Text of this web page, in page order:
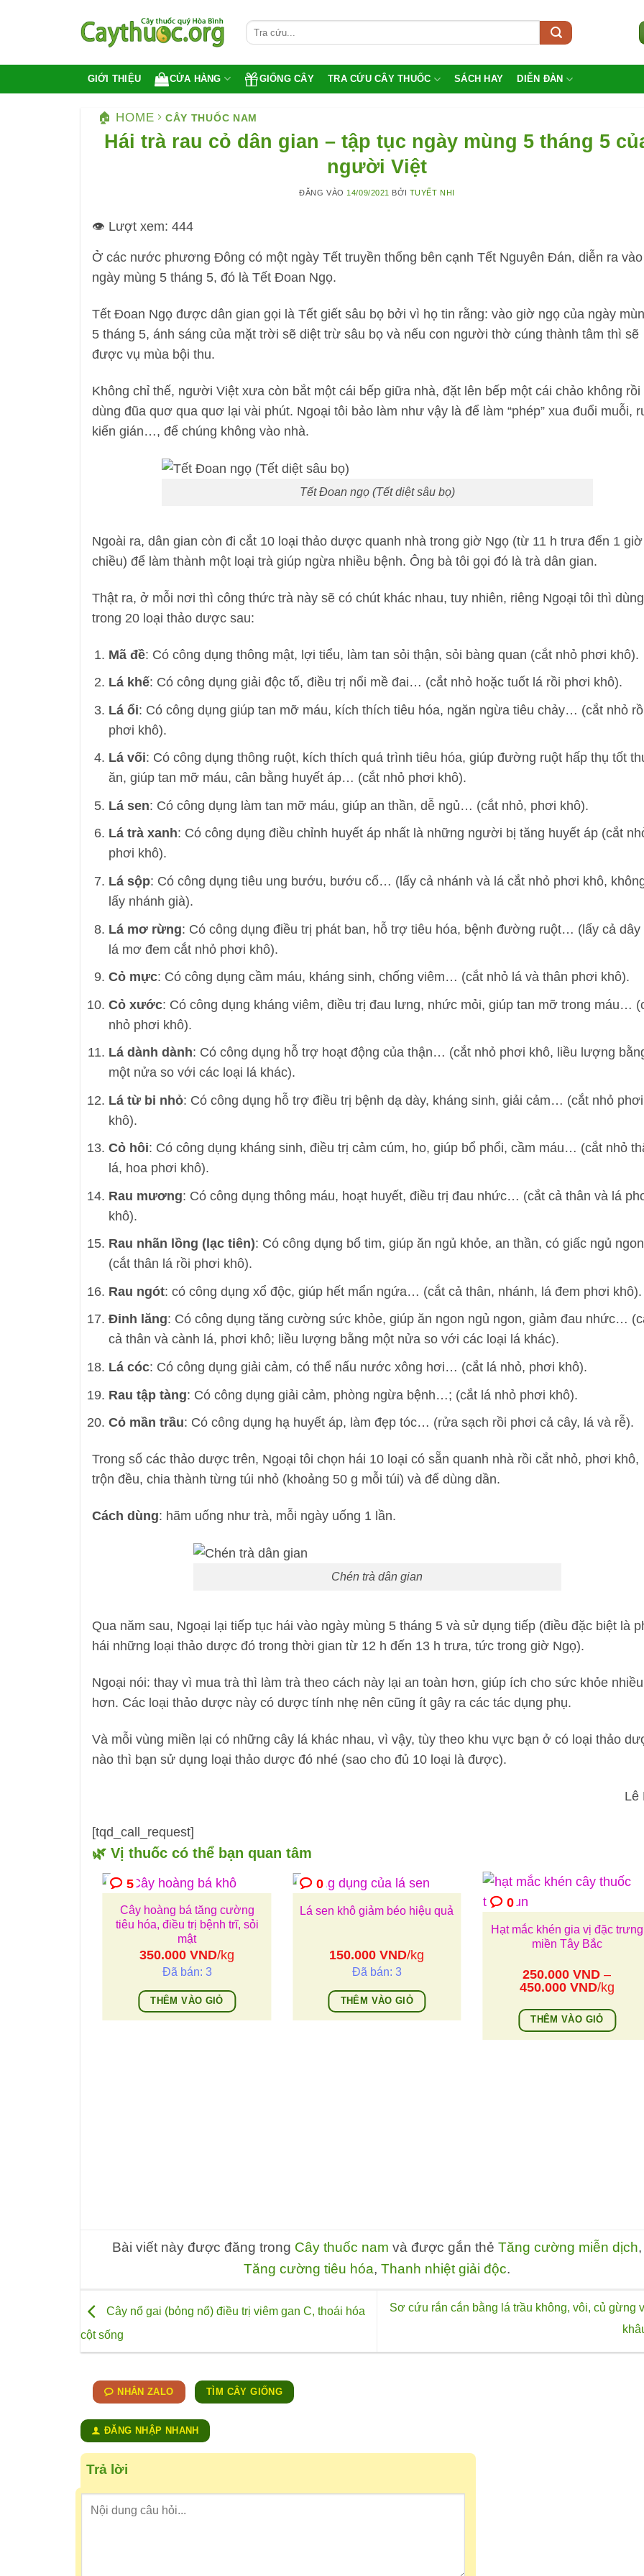
dung
GIỚI THIỆU CỬA HÀNG GIỐNG CÂY TRA CỨU CÂY THUỐC SÁCH HAY DIỄN ĐÀN
🏠 HOME CÂY THUỐC NAM
Hái trà rau cỏ dân gian – tập tục ngày mùng 5 tháng 5
người Việt
ĐĂNG VÀO 14/09/2021 BỞI TUYẾT NHI
👁️ Lượt xem: 444
Ở các nước phương Đông có một ngày Tết truyền thống bên cạnh Tết Nguyên Đán, diễn ra vào
ngày mùng 5 tháng 5, đó là Tết Đoan Ngọ.
Tết Đoan Ngọ được dân gian gọi là Tết giết sâu bọ bởi vì họ tin rằng: vào giờ ngọ của ngày
5 tháng 5, ánh sáng của mặt trời sẽ diệt trừ sâu bọ và nếu con người thờ cúng thành tâm thì sẽ
được vụ mùa bội thu.
Không chỉ thế, người Việt xưa còn bắt một cái bếp giữa nhà, đặt lên bếp một cái chảo không rồi
dùng đũa quơ qua quơ lại vài phút. Ngoại tôi bảo làm như vậy là để làm “phép” xua đuổi muỗi,
kiến gián…, để chúng không vào nhà.
Tết Đoan ngọ (Tết diệt sâu bọ)
Ngoài ra, dân gian còn đi cắt 10 loại thảo dược quanh nhà trong giờ Ngọ (từ 11 h trưa đến 1 giờ
chiều) để làm thành một loại trà giúp ngừa nhiều bệnh. Ông bà tôi gọi đó là trà dân gian.
Thật ra, ở mỗi nơi thì công thức trà này sẽ có chút khác nhau, tuy nhiên, riêng Ngoại tôi thì
trong 20 loại thảo dược sau:
Mã đề: Có công dụng thông mật, lợi tiểu, làm tan sỏi thận, sỏi bàng quan (cắt nhỏ phơi khô).
Lá khế: Có công dụng giải độc tố, điều trị nổi mề đai… (cắt nhỏ hoặc tuốt lá rồi phơi khô).
Lá ổi: Có công dụng giúp tan mỡ máu, kích thích tiêu hóa, ngăn ngừa tiêu chảy… (cắt nhỏ
phơi khô).
Lá vối: Có công dụng thông ruột, kích thích quá trình tiêu hóa, giúp đường ruột hấp thụ tốt
ăn, giúp tan mỡ máu, cân bằng huyết áp… (cắt nhỏ phơi khô).
Lá sen: Có công dụng làm tan mỡ máu, giúp an thần, dễ ngủ… (cắt nhỏ, phơi khô).
Lá trà xanh: Có công dụng điều chỉnh huyết áp nhất là những người bị tăng huyết áp (cắt
phơi khô).
Lá sộp: Có công dụng tiêu ung bướu, bướu cổ… (lấy cả nhánh và lá cắt nhỏ phơi khô,
lấy nhánh già).
Lá mơ rừng: Có công dụng điều trị phát ban, hỗ trợ tiêu hóa, bệnh đường ruột… (lấy cả dây
lá mơ đem cắt nhỏ phơi khô).
Cỏ mực: Có công dụng cầm máu, kháng sinh, chống viêm… (cắt nhỏ lá và thân phơi khô).
Cỏ xước: Có công dụng kháng viêm, điều trị đau lưng, nhức mỏi, giúp tan mỡ trong máu…
nhỏ phơi khô).
Lá dành dành: Có công dụng hỗ trợ hoạt động của thận… (cắt nhỏ phơi khô, liều lượng
một nửa so với các loại lá khác).
Lá từ bi nhỏ: Có công dụng hỗ trợ điều trị bệnh dạ dày, kháng sinh, giải cảm… (cắt nhỏ phơi
khô).
Cỏ hôi: Có công dụng kháng sinh, điều trị cảm cúm, ho, giúp bổ phổi, cầm máu… (cắt nhỏ
lá, hoa phơi khô).
Rau mương: Có công dụng thông máu, hoạt huyết, điều trị đau nhức… (cắt cả thân và lá
khô).
Rau nhãn lồng (lạc tiên): Có công dụng bổ tim, giúp ăn ngủ khỏe, an thần, có giấc ngủ
(cắt thân lá rồi phơi khô).
Rau ngót: có công dụng xổ độc, giúp hết mẩn ngứa… (cắt cả thân, nhánh, lá đem phơi khô).
Đinh lăng: Có công dụng tăng cường sức khỏe, giúp ăn ngon ngủ ngon, giảm đau nhức…
cả thân và cành lá, phơi khô; liều lượng bằng một nửa so với các loại lá khác).
Lá cóc: Có công dụng giải cảm, có thể nấu nước xông hơi… (cắt lá nhỏ, phơi khô).
Rau tập tàng: Có công dụng giải cảm, phòng ngừa bệnh…; (cắt lá nhỏ phơi khô).
Cỏ mần trầu: Có công dụng hạ huyết áp, làm đẹp tóc… (rửa sạch rồi phơi cả cây, lá và rễ).
Trong số các thảo dược trên, Ngoại tôi chọn hái 10 loại có sẵn quanh nhà rồi cắt nhỏ, phơi khô,
trộn đều, chia thành từng túi nhỏ (khoảng 50 g mỗi túi) và để dùng dần.
Cách dùng: hãm uống như trà, mỗi ngày uống 1 lần.
Chén trà dân gian
Qua năm sau, Ngoại lại tiếp tục hái vào ngày mùng 5 tháng 5 và sử dụng tiếp (điều đặc biệt là
hái những loại thảo dược đó trong thời gian từ 12 h đến 13 h trưa, tức trong giờ Ngọ).
Ngoại nói: thay vì mua trà thì làm trà theo cách này lại an toàn hơn, giúp ích cho sức khỏe nhiều
hơn. Các loại thảo dược này có dược tính nhẹ nên cũng ít gây ra các tác dụng phụ.
Và mỗi vùng miền lại có những cây lá khác nhau, vì vậy, tùy theo khu vực bạn ở có loại thảo
nào thì bạn sử dụng loại thảo dược đó nhé (sao cho đủ 10 loại là được).
Lê
[tqd_call_request]
🌿 Vị thuốc có thể bạn quan tâm
5
Cây hoàng bá tăng cường
tiêu hóa, điều trị bệnh trĩ, sỏi
mật
350.000VND/kg
Đã bán: 3
THÊM VÀO GIỎ
0
Lá sen khô giảm béo hiệu quả
150.000VND/kg
Đã bán: 3
THÊM VÀO GIỎ
0
Hạt mắc khén gia vị đặc trưng
miền Tây Bắc
250.000VND –
450.000 VNDKhoảng
từ
đến
/kg
THÊM VÀO GIỎ
Sản
được
trang
Bài viết này được đăng trong Cây thuốc nam và được gắn thẻ Tăng cường miễn dịch,
Tăng cường tiêu hóa, Thanh nhiệt giải độc.
Cây nổ gai (bỏng nổ) điều trị viêm gan C, thoái hóa
cột sống
Sơ cứu rắn cắn bằng lá trầu không, vôi, củ gừng
NHẮN ZALO TÌM CÂY GIỐNG
ĐĂNG NHẬP NHANH
Trả lời